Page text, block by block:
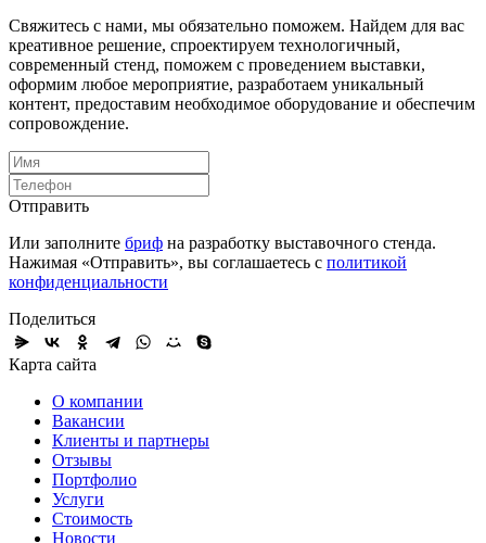
Свяжитесь с нами, мы обязательно поможем. Найдем для вас
креативное решение, спроектируем технологичный,
современный стенд, поможем с проведением выставки,
оформим любое мероприятие, разработаем уникальный
контент, предоставим необходимое оборудование и обеспечим
сопровождение.
Отправить
Или заполните бриф на разработку выставочного стенда.
Нажимая «Отправить», вы соглашаетесь с политикой
конфиденциальности
Поделиться
Карта сайта
О компании
Вакансии
Клиенты и партнеры
Отзывы
Портфолио
Услуги
Стоимость
Новости